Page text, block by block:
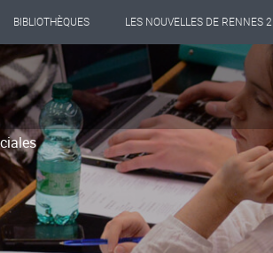
BIBLIOTHÈQUES LES NOUVELLES DE RENNES 2